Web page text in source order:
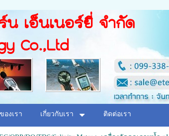
เอ็นเนอร์ยี่ จำกัด
Co.,Ltd
องเรา เกี่ยวกับเรา ติดต่อเรา